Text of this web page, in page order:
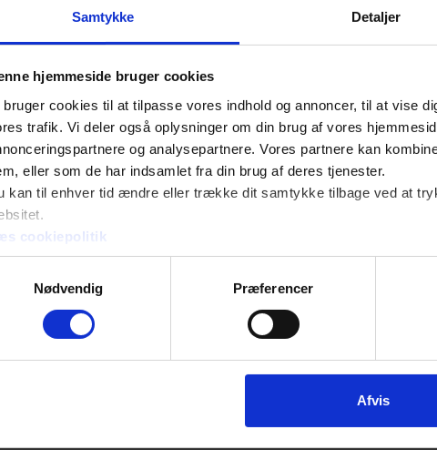
Samtykke Detaljer
hjemmeside bruger cookies
bruger cookies til at tilpasse vores indhold og annoncer, til at vise
trafik. Vi deler også oplysninger om din brug af vores
og analysepartnere. Vores partnere kan
eller som de har indsamlet fra din brug af deres tjenester.
kan til enhver tid ændre eller trække dit samtykke tilbage ved at
cookiepolitik
Nødvendig
Præferencer
Afvis
Netværket er for medlemmer af Dansk
Virksomheden kan vælge at lade
Har du spørgsmål til det faglige
chefkonsulent Merveille Kanga.
om
felter og indsend derefter din anmodning om deltagelse i
for at kunne sende denne formular. Hvis du er logget på og